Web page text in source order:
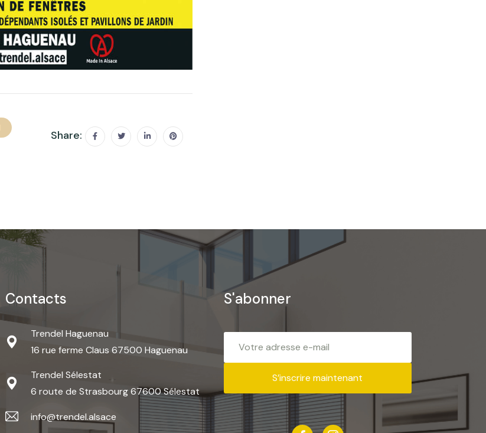
Share:
Contacts
Trendel Haguenau
16 rue ferme Claus 67500 Haguenau
Trendel Sélestat
6 route de Strasbourg 67600 Sélestat
info@trendel.alsace
S'abonner
S’inscrire maintenant